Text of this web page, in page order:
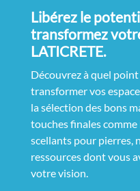
Libérez le
transformez
LATICRETE.
Découvrez à quel
transformer vos
la sélection des bons
touches finales
scellants pour pierres,
ressources dont vous
votre vision.